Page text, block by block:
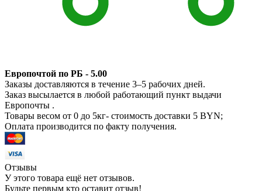
Европочтой по РБ - 5.00
Заказы доставляются в течение 3–5 рабочих дней.
Заказ высылается в любой работающий пункт выдачи
Европочты .
Товары весом от 0 до 5кг- стоимость доставки 5 BYN;
Оплата производится по факту получения.
Отзывы
У этого товара ещё нет отзывов.
Будьте первым кто оставит отзыв!